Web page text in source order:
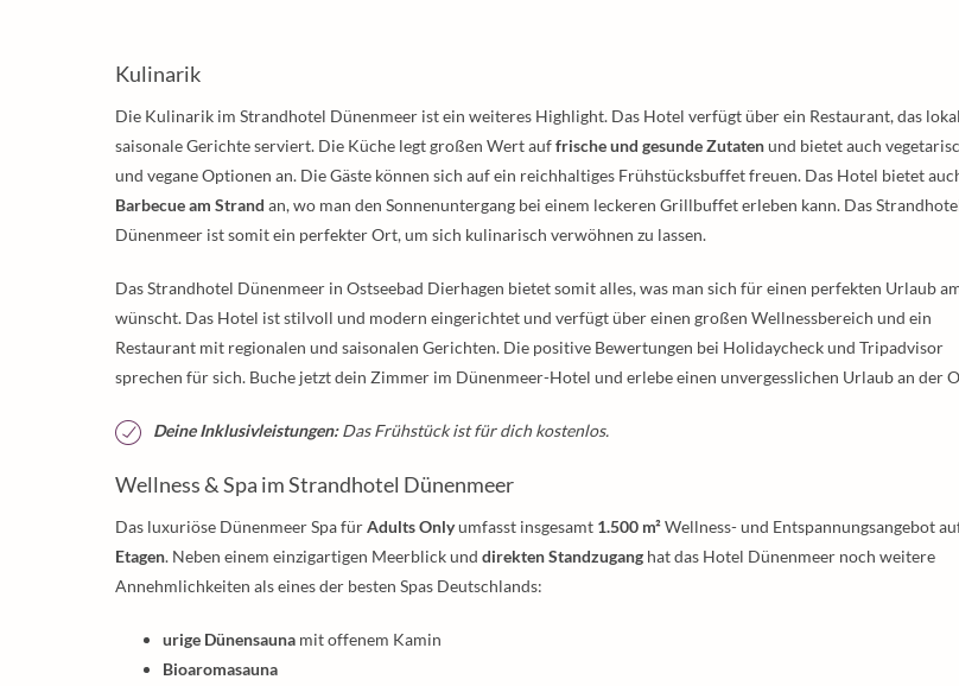
Kulinarik
Die Kulinarik im Strandhotel Dünenmeer ist ein weiteres Highlight. Das Hotel verfügt über ein Restaurant, das
saisonale Gerichte serviert. Die Küche legt großen Wert auffrische und gesunde Zutatenund bietet auch
und vegane Optionen an. Die Gäste können sich auf ein reichhaltiges Frühstücksbuffet freuen. Das Hotel bietet
Barbecue am Strand an, wo man den Sonnenuntergang bei einem leckeren Grillbuffet erleben kann. Das
Dünenmeer ist somit ein perfekter Ort, um sich kulinarisch verwöhnen zu lassen.
Das Strandhotel Dünenmeer in Ostseebad Dierhagen bietet somit alles, was man sich für einen perfekten Urlaub
wünscht. Das Hotel ist stilvoll und modern eingerichtet und verfügt über einen großen Wellnessbereich und ein
Restaurant mit regionalen und saisonalen Gerichten. Die positive Bewertungen bei Holidaycheck und Tripadvisor
sprechen für sich. Buche jetzt dein Zimmer im Dünenmeer-Hotel und erlebe einen unvergesslichen Urlaub an der
Deine Inklusivleistungen:Das Frühstück ist für dich kostenlos.
Wellness & Spa im Strandhotel Dünenmeer
Das luxuriöse Dünenmeer Spa fürAdults Onlyumfasst insgesamt 1.500 m²Wellness- und Entspannungsangebot
Etagen. Neben einem einzigartigen Meerblick und direkten Standzugang hat das Hotel Dünenmeer noch weitere
Annehmlichkeiten als eines der besten Spas Deutschlands:
urige Dünensauna mit offenem Kamin
Bioaromasauna